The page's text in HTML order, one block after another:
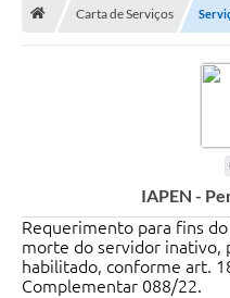
Prefeitura
EMPRESAS - EDITAIS
PLANO DIRETOR DO MUNICÍPIO
Carta de Serviços
IAPEN -
Requerimento para fins
morte do servidor inativo,
habilitado, conforme art.
Complementar 088/22.